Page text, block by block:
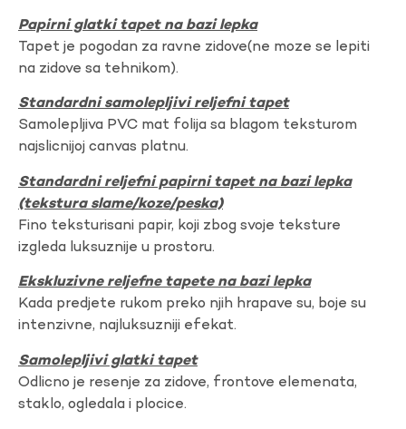
Papirni glatki tapet na bazi lepka
Tapet je pogodan za ravne zidove(ne moze se lepiti
na zidove sa tehnikom).
Standardni samolepljivi reljefni tapet
Samolepljiva PVC mat folija sa blagom teksturom
najslicnijoj canvas platnu.
Standardni reljefni papirni tapet na bazi lepka
(tekstura slame/koze/peska)
Fino teksturisani papir, koji zbog svoje teksture
izgleda luksuznije u prostoru.
Ekskluzivne reljefne tapete na bazi lepka
Kada predjete rukom preko njih hrapave su, boje su
intenzivne, najluksuzniji efekat.
Samolepljivi glatki tapet
Odlicno je resenje za zidove, frontove elemenata,
staklo, ogledala i plocice.